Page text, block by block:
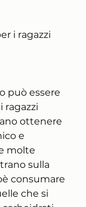
i ragazzi
può essere
ragazzi
ottenere
e
molte
sulla
consumare
che si